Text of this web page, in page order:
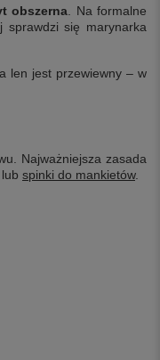
obszerna . Na formalne
się marynarka
len jest przewiewny – w
Najważniejsza zasada
spinki do mankietów.